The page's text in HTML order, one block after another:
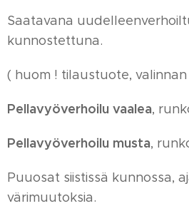
Saatavana
kunnostettuna.
( huom ! tilaustuote,
Pellavyöverhoilu vaalea,
Pellavyöverhoilu musta,
Puuosat siistissä kunnossa,
värimuutoksia.